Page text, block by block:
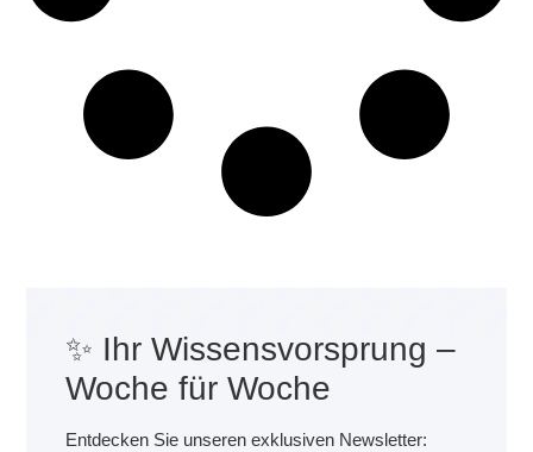
✨ Ihr Wissensvorsprung –
Woche für Woche
Entdecken Sie unseren exklusiven Newsletter: